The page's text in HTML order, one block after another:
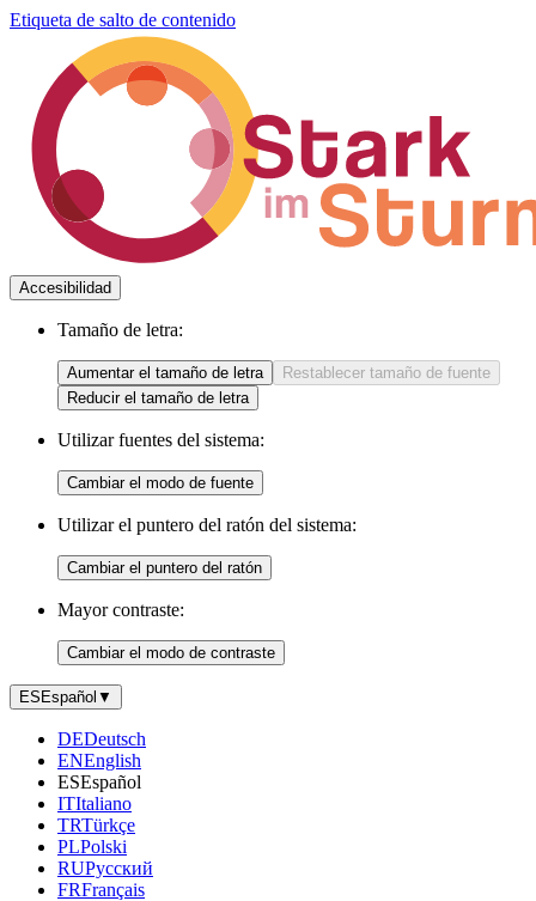
Etiqueta de salto de contenido
Accesibilidad
Tamaño de letra:
Aumentar el tamaño de letra
Restablecer tamaño de fuente
Reducir el tamaño de letra
Utilizar fuentes del sistema:
Cambiar el modo de fuente
Utilizar el puntero del ratón del sistema:
Cambiar el puntero del ratón
Mayor contraste:
Cambiar el modo de contraste
ES Español ▼
DEDeutsch
ENEnglish
ESEspañol
ITItaliano
TRTürkçe
PLPolski
RUРусский
FRFrançais